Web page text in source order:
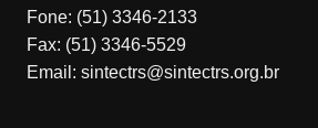
Fone: (51) 3346-2133
Fax: (51) 3346-5529
Email: sintectrs@sintectrs.org.br